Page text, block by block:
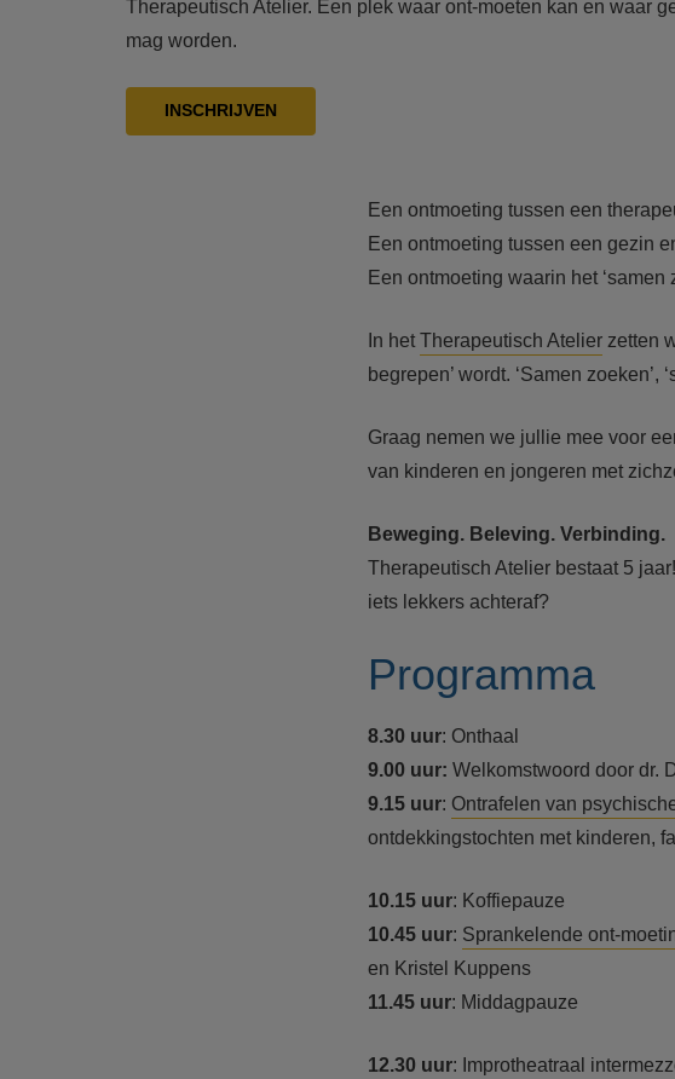
Therapeutisch Atelier. Een plek waar ont-moeten kan en waar
mag worden.
INSCHRIJVEN
Een ontmoeting tussen een
Een ontmoeting tussen een gezin
Een ontmoeting waarin het ‘samen
In het Therapeutisch Atelier zetten
begrepen’ wordt. ‘Samen zoeken’,
Graag nemen we jullie mee voor
van kinderen en jongeren met
Beweging. Beleving. Verbinding.
Therapeutisch Atelier bestaat 5
iets lekkers achteraf?
Programma
8.30 uur: Onthaal
9.00 uur: Welkomstwoord door dr.
9.15 uur: Ontrafelen van
ontdekkingstochten met kinderen,
10.15 uur: Koffiepauze
10.45 uur: Sprankelende ont-
en Kristel Kuppens
11.45 uur: Middagpauze
12.30 uur: Improtheatraal